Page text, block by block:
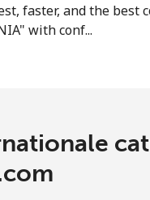
faster, and the best
with conf...